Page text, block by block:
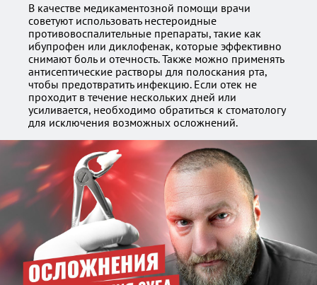
В качестве медикаментозной помощи врачи
советуют использовать нестероидные
противовоспалительные препараты, такие как
ибупрофен или диклофенак, которые эффективно
снимают боль и отечность. Также можно применять
антисептические растворы для полоскания рта,
чтобы предотвратить инфекцию. Если отек не
проходит в течение нескольких дней или
усиливается, необходимо обратиться к стоматологу
для исключения возможных осложнений.